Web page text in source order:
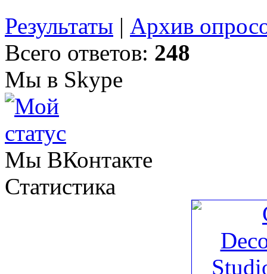
Результаты | Архив
Всего ответов: 248
Мы в Skype
Мы ВКонтакте
Статистика